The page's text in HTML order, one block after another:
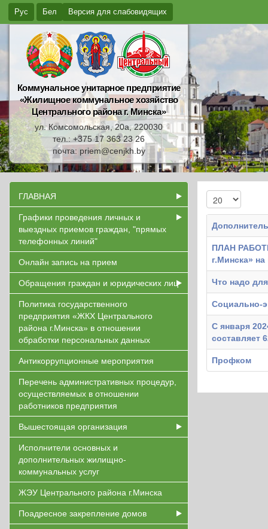
Рус Бел Версия для слабовидящих
Коммунальное унитарное предприятие
«Жилищное коммунальное хозяйство
Центрального района г. Минска»
ул. Комсомольская, 20а, 220030
тел.: +375 17 363 23 26
почта: priem@cenjkh.by
ГЛАВНАЯ
Графики проведения личных и
выездных приемов граждан, "прямых
телефонных линий"
Онлайн запись на прием
Обращения граждан и юридических лиц
Политика государственного
предприятия «ЖКХ Центрального
района г.Минска» в отношении
обработки персональных данных
Антикоррупционные мероприятия
Перечень административных процедур,
осуществляемых в отношении
работников предприятия
Вышестоящая организация
Исполнители основных и
дополнительных жилищно-
коммунальных услуг
ЖЭУ Центрального района г.Минска
Поадресное закрепление домов
ПЛАН
г.Минска»
Что надо
Социально-
С января
составляет
Профком